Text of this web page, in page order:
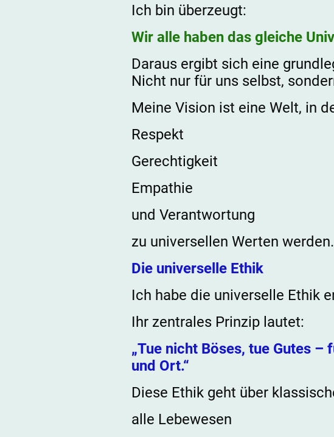
Ich bin überzeugt:
Wir alle haben das gleiche
Daraus ergibt sich eine
Nicht nur für uns selbst,
Meine Vision ist eine Welt, in
Respekt
Gerechtigkeit
Empathie
und Verantwortung
zu universellen Werten werden.
Die universelle Ethik
Ich habe die universelle Ethik
Ihr zentrales Prinzip lautet:
„Tue nicht Böses, tue Gutes
und Ort.“
Diese Ethik geht über
alle Lebewesen